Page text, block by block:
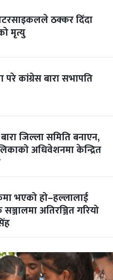
ठक्कर दिँदा
मृत्यु
परे कांग्रेस बारा सभापति
जिल्ला समिति बनाएन,
अधिवेशनमा केन्द्रित
भएको हो–हल्लालाई
अतिरञ्जित गरियो